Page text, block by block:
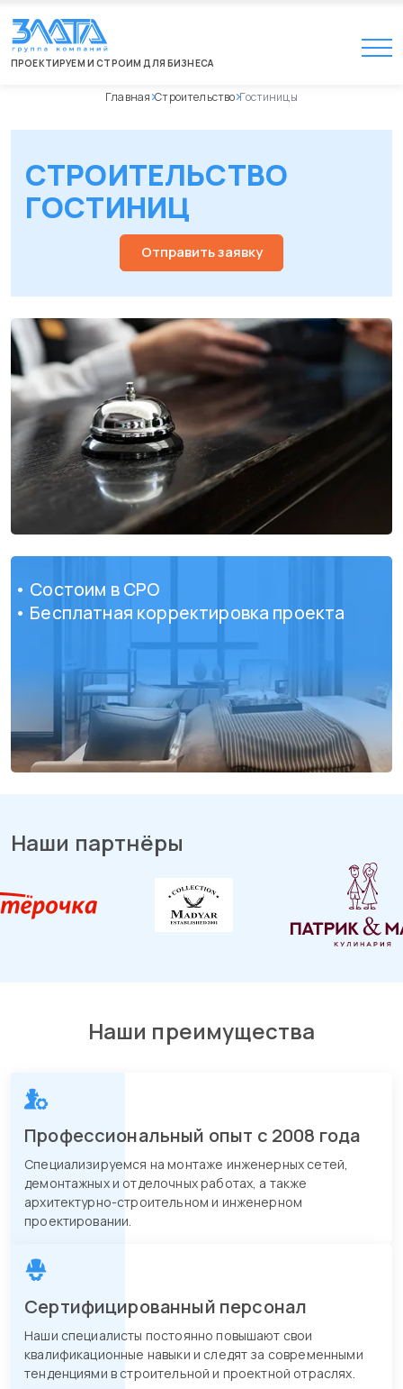
ПРОЕКТИРУЕМ И СТРОИМ ДЛЯ БИЗНЕСА
Главная Строительство Гостиницы
СТРОИТЕЛЬСТВО
ГОСТИНИЦ
Отправить заявку
• Состоим в СРО
• Бесплатная корректировка проекта
Наши партнёры
Наши преимущества
Профессиональный опыт с 2008 года
Специализируемся на монтаже инженерных сетей,
демонтажных и отделочных работах, а также
архитектурно-строительном и инженерном
проектировании.
Сертифицированный персонал
Наши специалисты постоянно повышают свои
квалификационные навыки и следят за современными
тенденциями в строительной и проектной отраслях.